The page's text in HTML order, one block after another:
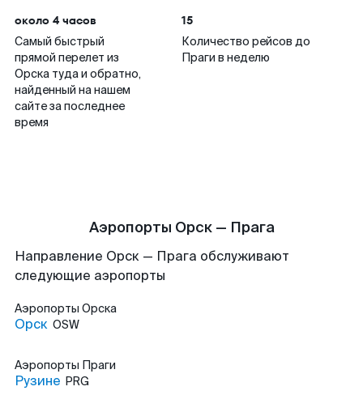
около 4 часов
Самый быстрый
прямой перелет из
Орска туда и обратно,
найденный на нашем
сайте за последнее
время
15
Количество рейсов до
Праги в неделю
Аэропорты Орск — Прага
Направление Орск — Прага обслуживают
следующие аэропорты
Аэропорты Орска
Орск OSW
Аэропорты Праги
Рузине PRG